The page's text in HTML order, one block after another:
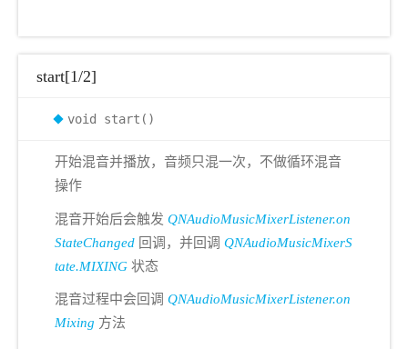
start[1/2]
void start()
开始混音并播放，音频只混一次，不做循环混音
操作
混音开始后会触发 QNAudioMusicMixerListener.on
StateChanged 回调，并回调 QNAudioMusicMixerS
tate.MIXING 状态
混音过程中会回调 QNAudioMusicMixerListener.on
Mixing 方法